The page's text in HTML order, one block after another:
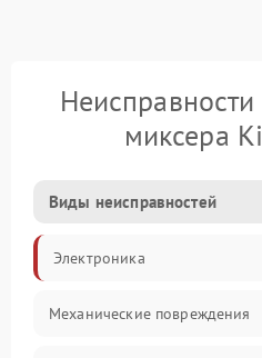
миксера
Виды неисправностей
Электроника
Механические повреждения